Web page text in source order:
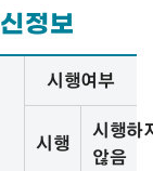
정보
시행여부
시행
시행하
않음